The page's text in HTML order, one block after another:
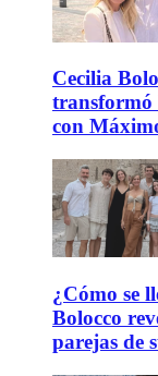
Cecilia
transformó
con
¿Cómo se
Bolocco
parejas de